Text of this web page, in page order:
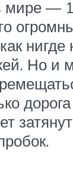
мире —
Но и